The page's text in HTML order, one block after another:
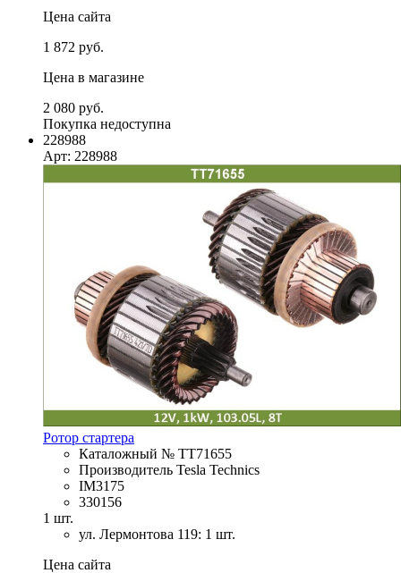
Цена сайта
1 872 руб.
Цена в магазине
2 080 руб.
Покупка недоступна
228988
Арт: 228988
Ротор стартера
Каталожный № TT71655
Производитель Tesla Technics
IM3175
330156
1 шт.
ул. Лермонтова 119: 1 шт.
Цена сайта